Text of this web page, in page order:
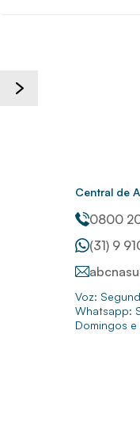
Central de
0800
(31) 9
Voz:
Whatsapp:
Domingos